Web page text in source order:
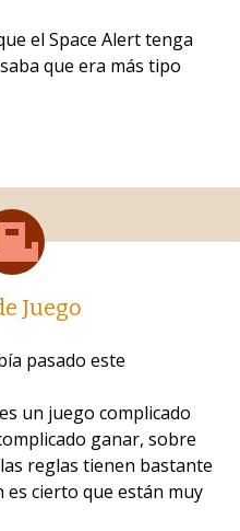
el Space Alert tenga
que era más tipo
Juego
pasado este
un juego complicado
ganar, sobre
reglas tienen bastante
es cierto que están muy